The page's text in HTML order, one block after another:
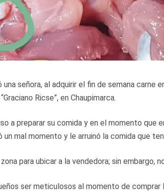
señora, al adquirir el fin de semana carne
Ricse”, en Chaupimarca.
a preparar su comida y en el momento que
mal momento y le arruinó la comida que
para ubicar a la vendedora; sin embargo,
ser meticulosos al momento de